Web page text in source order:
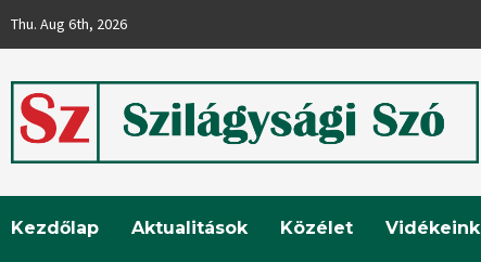
Thu. Aug 6th, 2026
Szilágysági
Kezdőlap Aktualitások Közélet Vidékeink